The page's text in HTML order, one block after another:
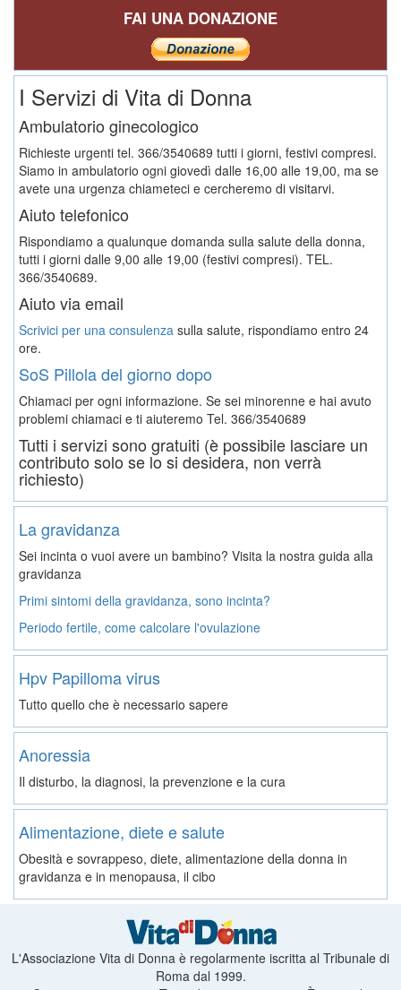
FAI UNA DONAZIONE
I Servizi di Vita di Donna
Ambulatorio ginecologico
Richieste urgenti tel. 366/3540689 tutti i giorni, festivi compresi.
Siamo in ambulatorio ogni giovedì dalle 16,00 alle 19,00, ma se
avete una urgenza chiameteci e cercheremo di visitarvi.
Aiuto telefonico
Rispondiamo a qualunque domanda sulla salute della donna,
tutti i giorni dalle 9,00 alle 19,00 (festivi compresi). TEL.
366/3540689.
Aiuto via email
Scrivici per una consulenza sulla salute, rispondiamo entro 24
ore.
SoS Pillola del giorno dopo
Chiamaci per ogni informazione. Se sei minorenne e hai avuto
problemi chiamaci e ti aiuteremo Tel. 366/3540689
Tutti i servizi sono gratuiti (è possibile lasciare un
contributo solo se lo si desidera, non verrà
richiesto)
La gravidanza
Sei incinta o vuoi avere un bambino? Visita la nostra guida alla
gravidanza
Primi sintomi della gravidanza, sono incinta?
Periodo fertile, come calcolare l'ovulazione
Hpv Papilloma virus
Tutto quello che è necessario sapere
Anoressia
Il disturbo, la diagnosi, la prevenzione e la cura
Alimentazione, diete e salute
Obesità e sovrappeso, diete, alimentazione della donna in
gravidanza e in menopausa, il cibo
L'Associazione Vita di Donna è regolarmente iscritta al Tribunale di
Roma dal 1999.